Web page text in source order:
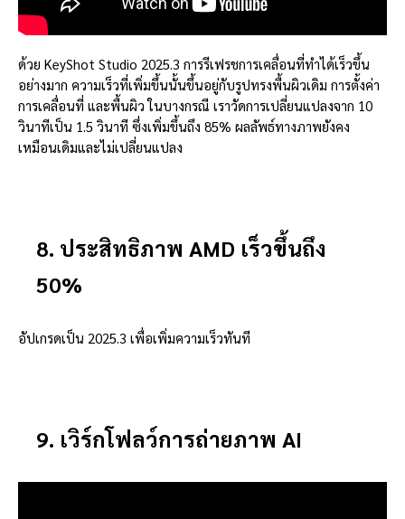
ด้วย KeyShot Studio 2025.3 การรีเฟรชการเคลื่อนที่ทำได้เร็วขึ้น
อย่างมาก ความเร็วที่เพิ่มขึ้นนั้นขึ้นอยู่กับรูปทรงพื้นผิวเดิม การตั้งค่า
การเคลื่อนที่ และพื้นผิว ในบางกรณี เราวัดการเปลี่ยนแปลงจาก 10
วินาทีเป็น 1.5 วินาที ซึ่งเพิ่มขึ้นถึง 85% ผลลัพธ์ทางภาพยังคง
เหมือนเดิมและไม่เปลี่ยนแปลง
8. ประสิทธิภาพ AMD เร็วขึ้นถึง
50%
อัปเกรดเป็น 2025.3 เพื่อเพิ่มความเร็วทันที
9. เวิร์กโฟลว์การถ่ายภาพ AI